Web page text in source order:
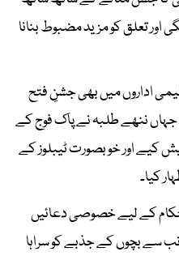
اور تعلق کو مزید مضبوط بنانا
اداروں میں بھی جشنِ فتح
جہاں ننھے طلبہ نے پاک فوج کے
کیے اور خوبصورت ٹیبلوز کے
کیا۔
کے لیے خصوصی دعائیں
سے بچوں کے جذبے کو سراہا